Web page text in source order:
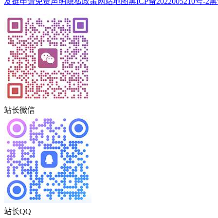
站长微信
站长QQ